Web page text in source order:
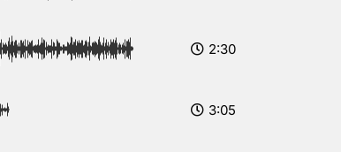
2:30
3:05